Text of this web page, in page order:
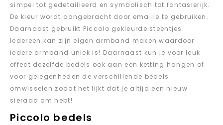
simpel tot gedetailleerd en symbolisch tot fantasierijk.
De kleur wordt aangebracht door emaille te gebruiken.
Daarnaast gebruikt Piccolo gekleurde steentjes.
Iedereen kan zijn eigen armband maken waardoor
iedere armband uniek is! Daarnaast kun je voor leuk
effect dezelfde bedels ook aan een ketting hangen of
voor gelegenheden de verschillende bedels
omwisselen zodat het lijkt dat je altijd een nieuw
sieraad om hebt!
Piccolo bedels